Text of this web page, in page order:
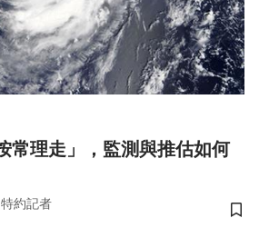
常理走」，監測與推估如何
約記者
儲